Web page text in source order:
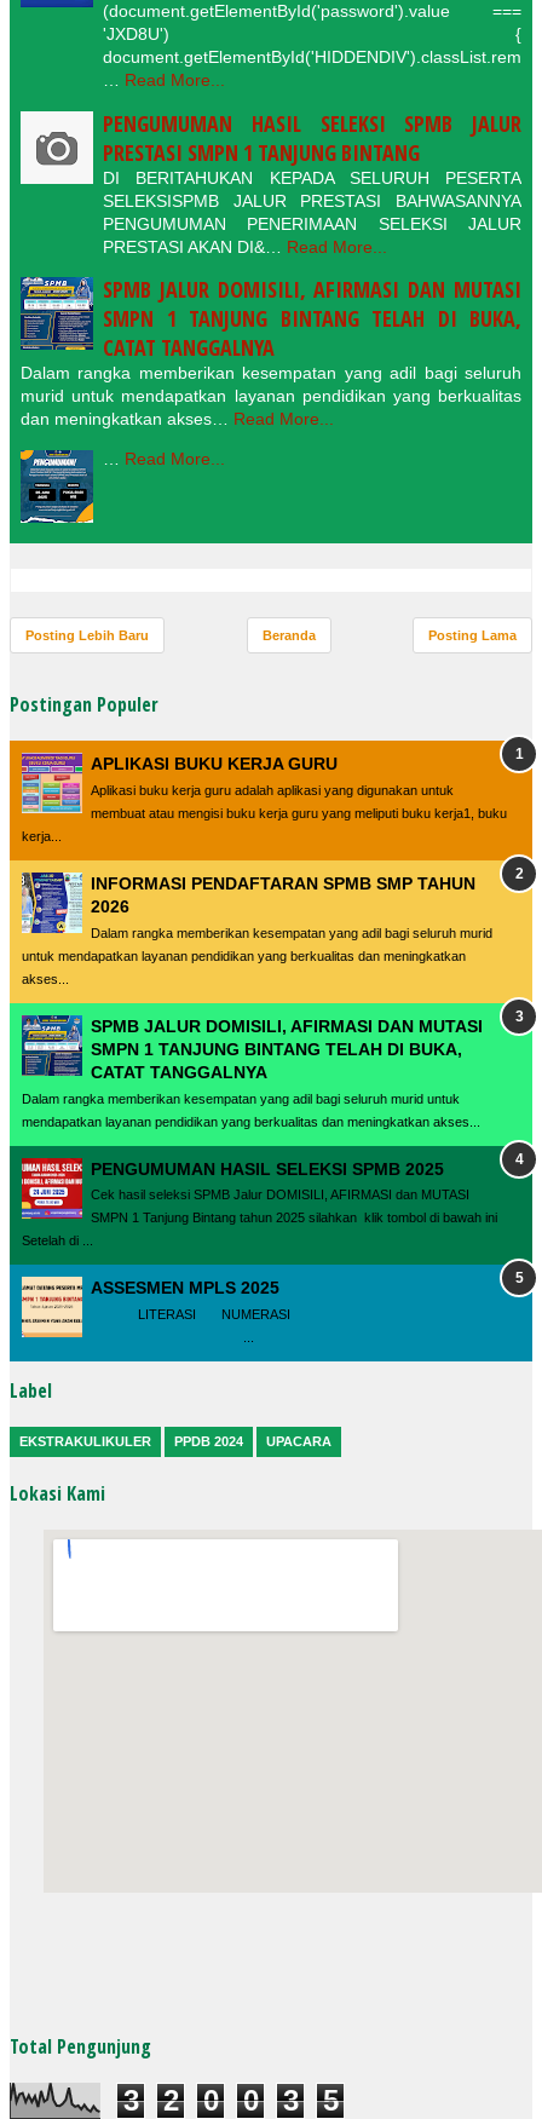
(document.getElementById('password').value ===
'JXD8U') {
document.getElementById('HIDDENDIV').classList.rem
Read More...
PENGUMUMAN HASIL SELEKSI SPMB JALUR
PRESTASI SMPN 1 TANJUNG BINTANG
DI BERITAHUKAN KEPADA SELURUH PESERTA
SELEKSISPMB JALUR PRESTASI BAHWASANNYA
PENGUMUMAN PENERIMAAN SELEKSI JALUR
PRESTASI AKAN DI&…
Read More...
SPMB JALUR DOMISILI, AFIRMASI DAN MUTASI
SMPN 1 TANJUNG BINTANG TELAH DI BUKA,
CATAT TANGGALNYA
Dalam rangka memberikan kesempatan yang adil bagi seluruh
murid untuk mendapatkan layanan pendidikan yang berkualitas
dan meningkatkan akses…
Read More...
Read More...
Posting Lebih Baru Posting Lama
Beranda
Postingan Populer
APLIKASI BUKU KERJA GURU
Aplikasi buku kerja guru adalah aplikasi yang digunakan untuk
membuat atau mengisi buku kerja guru yang meliputi buku kerja1, buku
kerja...
INFORMASI PENDAFTARAN SPMB SMP TAHUN
2026
Dalam rangka memberikan kesempatan yang adil bagi seluruh murid
untuk mendapatkan layanan pendidikan yang berkualitas dan meningkatkan
akses...
SPMB JALUR DOMISILI, AFIRMASI DAN MUTASI
SMPN 1 TANJUNG BINTANG TELAH DI BUKA,
CATAT TANGGALNYA
Dalam rangka memberikan kesempatan yang adil bagi seluruh murid untuk
mendapatkan layanan pendidikan yang berkualitas dan meningkatkan akses...
PENGUMUMAN HASIL SELEKSI SPMB 2025
Cek hasil seleksi SPMB Jalur DOMISILI, AFIRMASI dan MUTASI
SMPN 1 Tanjung Bintang tahun 2025 silahkan klik tombol di bawah ini
Setelah di ...
ASSESMEN MPLS 2025
LITERASI NUMERASI
Label
EKSTRAKULIKULER PPDB 2024 UPACARA
Lokasi Kami
Total Pengunjung
3 2 0 0 3 5